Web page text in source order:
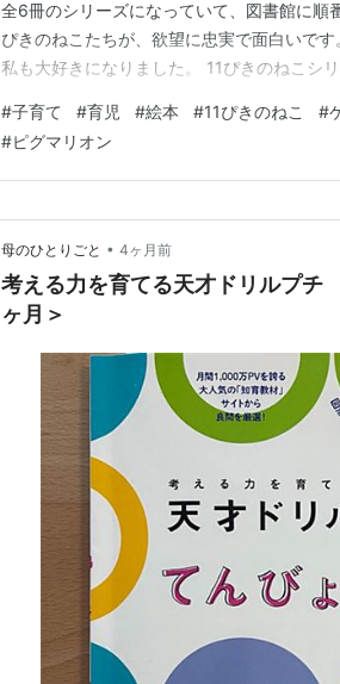
全6冊のシリーズになっていて、図書館に順
ぴきのねこたちが、欲望に忠実で面白いで
私も大好きになりました。 11ぴきのねこシ
います。 このすごろく、とても面白いです
#子育て #育児 #絵本 #11ぴきのねこ #
#ピグマリオン
母のひとりごと • 4ヶ月前
考える力を育てる天才ドリルプ
ヶ月＞